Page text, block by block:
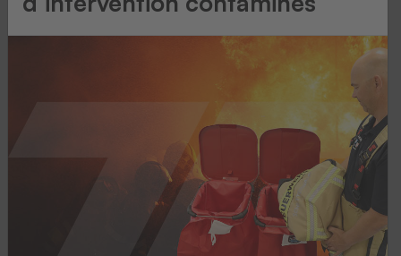
bonnes
solutions